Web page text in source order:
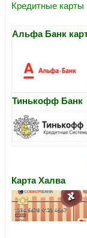
Кредитные карты
Альфа Банк
Тинькофф Банк
Карта Халва